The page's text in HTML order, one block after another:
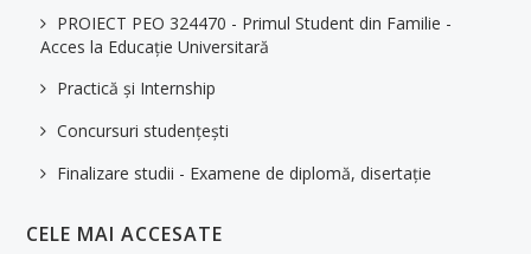
Reprezentanții studenților din cadrul Facultății IMT
Asociații studențești
OTL și CFR
Alumni
PROIECT PEO 324470 - Primul Student din Familie -
Acces la Educaţie Universitară
Practică și Internship
Concursuri studențești
Finalizare studii - Examene de diplomă, disertație
CELE MAI ACCESATE